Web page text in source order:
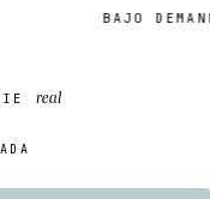
BAJO DEMANDA
real